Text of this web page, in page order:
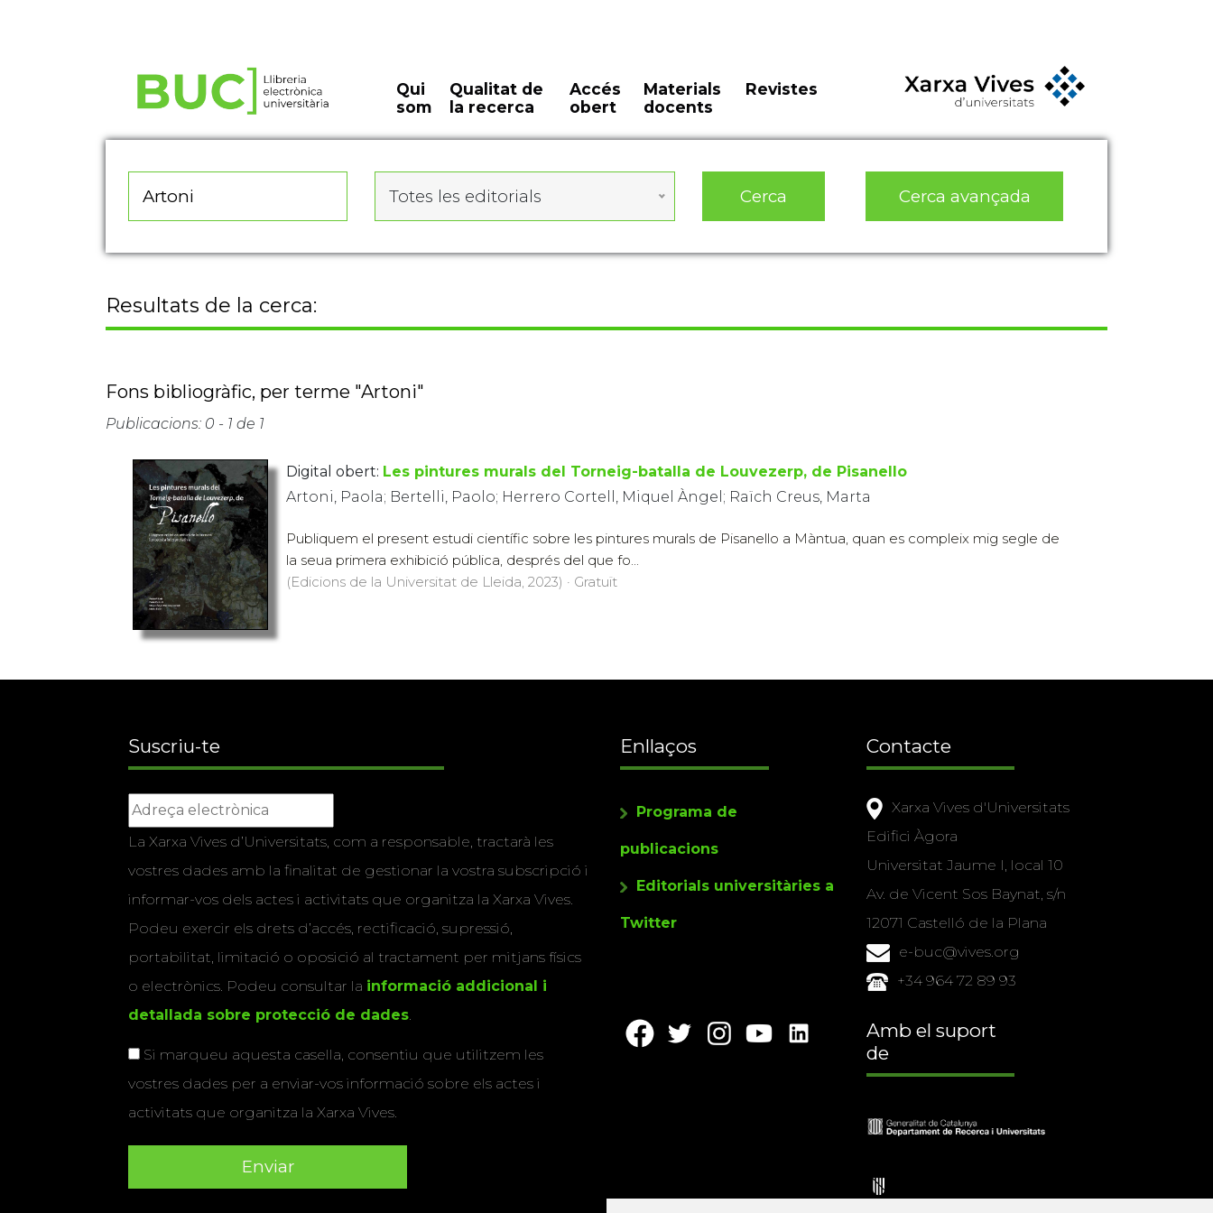
Qui
som
Qualitat de
la recerca
Accés
obert
Materials
docents
Revistes
Totes les editorials Cerca Cerca avançada
Resultats de la cerca:
Fons bibliogràfic, per terme "Artoni"
Publicacions: 0 - 1 de 1
Digital obert: Les pintures murals del Torneig-batalla de Louvezerp, de Pisanello
Artoni, Paola; Bertelli, Paolo; Herrero Cortell, Miquel Àngel; Raïch Creus, Marta
Publiquem el present estudi científic sobre les pintures murals de Pisanello a Màntua, quan es compleix mig segle de
la seua primera exhibició pública, després del que fo...
(Edicions de la Universitat de Lleida, 2023) · Gratuït
Suscriu-te
La Xarxa Vives d’Universitats, com a responsable, tractarà les
vostres dades amb la finalitat de gestionar la vostra subscripció i
informar-vos dels actes i activitats que organitza la Xarxa Vives.
Podeu exercir els drets d’accés, rectificació, supressió,
portabilitat, limitació o oposició al tractament per mitjans físics
o electrònics. Podeu consultar la informació addicional i
detallada sobre protecció de dades.
Si marqueu aquesta casella, consentiu que utilitzem les
vostres dades per a enviar-vos informació sobre els actes i
activitats que organitza la Xarxa Vives.
Enllaços
Programa de
publicacions
Editorials universitàries a
Twitter
Contacte
Xarxa Vives d'Universitats
Edifici Àgora
Universitat Jaume I, local 10
Av. de Vicent Sos Baynat, s/n
12071 Castelló de la Plana
e-buc@vives.org
+34 964 72 89 93
Amb el suport
de